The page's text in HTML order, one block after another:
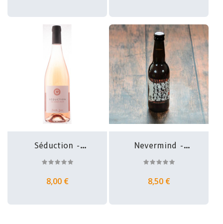
Séduction -
8,00 €
Nevermind -
8,50 €